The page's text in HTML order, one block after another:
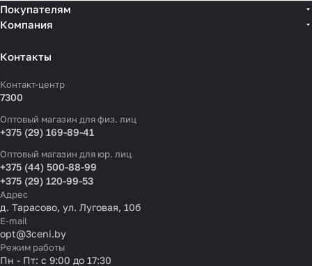
Покупателям
Компания
Контакты
Контакт-центр
7300
Оптовый магазин для физ. лиц
+375 (29) 169-89-41
Оптовый магазин для юр. лиц
+375 (44) 500-88-99
+375 (29) 120-99-53
Адрес
д. Тарасово, ул. Луговая, 10б
E-mail
opt@3ceni.by
Режим работы
Пн - Пт: с 9:00 до 17:30